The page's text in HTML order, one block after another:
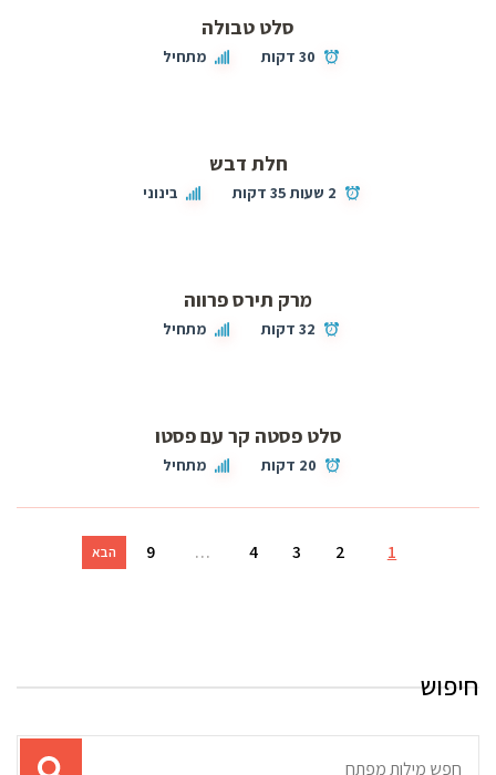
סלט טבולה
30 דקות מתחיל
חלת דבש
2 שעות 35 דקות בינוני
מרק תירס פרווה
32 דקות מתחיל
סלט פסטה קר עם פסטו
20 דקות מתחיל
1
2
3
4
…
9 הבא
חיפוש